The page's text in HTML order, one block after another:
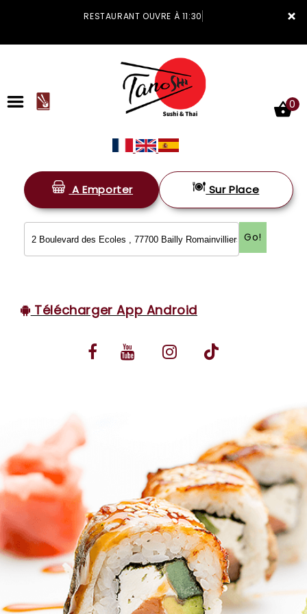
×
RESTAURANT OUVRE À 11:30
ACCUEIL
LA CARTE
VOS AVIS
MENTIONS LÉGALES
0
A Emporter Sur Place
Go!
Télécharger App Android